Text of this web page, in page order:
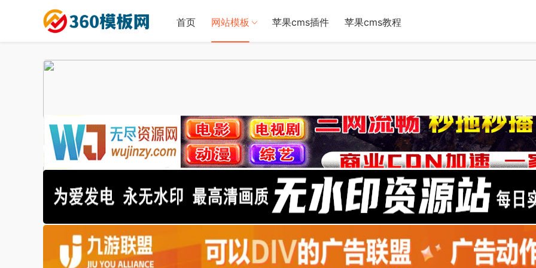
首页 网站模板 苹果cms插件 苹果cms教程